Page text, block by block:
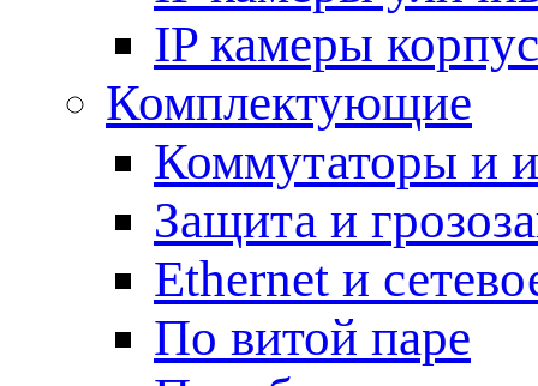
IP камеры
Комплектующие
Коммутаторы и
Защита и
Ethernet и
По витой паре